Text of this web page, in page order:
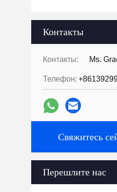
Контакты
Контакты: Ms.
Телефон:
Свяжитесь
Перешлите нас